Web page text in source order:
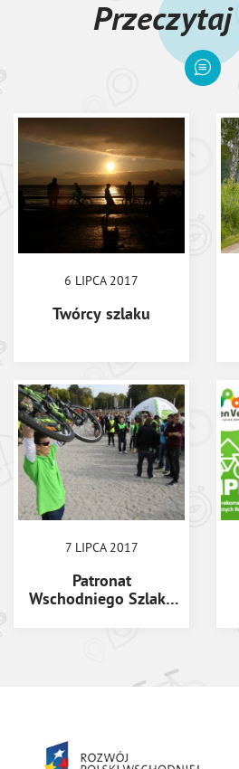
6 LIPCA 2017
Twórcy szlaku
7 LIPCA 2017
Patronat
Wschodniego Szlaku